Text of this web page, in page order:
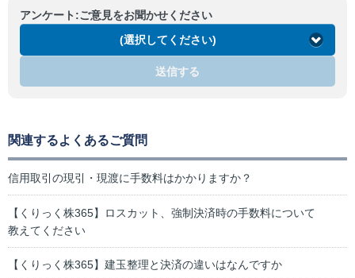
アンケート:ご意見をお聞かせください
(選択してください)
送信する
関連するよくあるご質問
信用取引の現引・現渡に手数料はかかりますか？
【くりっく株365】ロスカット、強制決済時の手数料について
教えてください
【くりっく株365】建玉整理と決済の違いはなんですか